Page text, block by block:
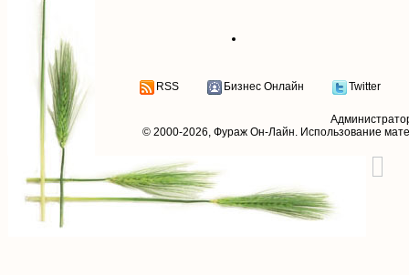
RSS Бизнес Онлайн Twitter
© 2000-2026, Фураж Он-Лайн. Использование